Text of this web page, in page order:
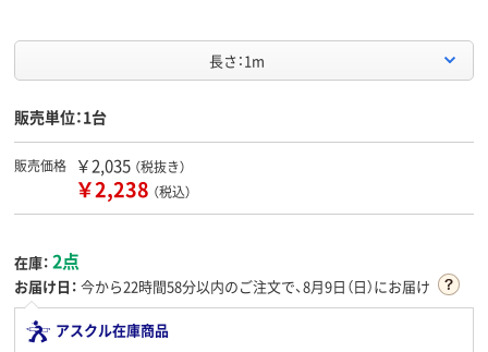
長さ：1m
販売単位：1台
販売価格 ￥2,035 （税抜き）
￥2,238 （税込）
在庫： 2点
お届け日： 今から22時間58分以内のご注文で、8月9日（日）にお届け
アスクル在庫商品